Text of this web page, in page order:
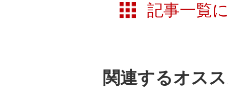
記事一覧
関連するオス